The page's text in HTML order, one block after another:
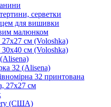
серветки
для вишивки
малюнком
см (Voloshka)
см (Voloshka)
32 (Alisena)
32 принтована
27х27 см
(США)